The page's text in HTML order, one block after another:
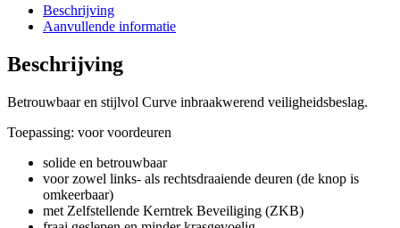
Beschrijving
Aanvullende informatie
Beschrijving
Betrouwbaar en stijlvol Curve inbraakwerend veiligheidsbeslag.
Toepassing: voor voordeuren
solide en betrouwbaar
voor zowel links- als rechtsdraaiende deuren (de knop is
omkeerbaar)
met Zelfstellende Kerntrek Beveiliging (ZKB)